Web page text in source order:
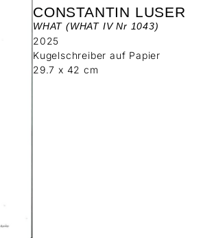
CONSTANTIN LUSER
WHAT (WHAT IV Nr 1043)
2025
Kugelschreiber auf Papier
29.7 x 42 cm